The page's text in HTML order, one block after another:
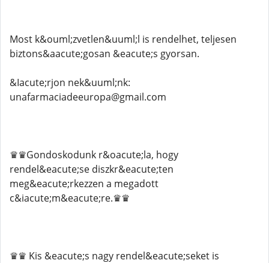
Most k&ouml;zvetlen&uuml;l is rendelhet, teljesen
biztons&aacute;gosan &eacute;s gyorsan.
&Iacute;rjon nek&uuml;nk:
unafarmaciadeeuropa@gmail.com
♛♛Gondoskodunk r&oacute;la, hogy
rendel&eacute;se diszkr&eacute;ten
meg&eacute;rkezzen a megadott
c&iacute;m&eacute;re.♛♛
♛♛ Kis &eacute;s nagy rendel&eacute;seket is